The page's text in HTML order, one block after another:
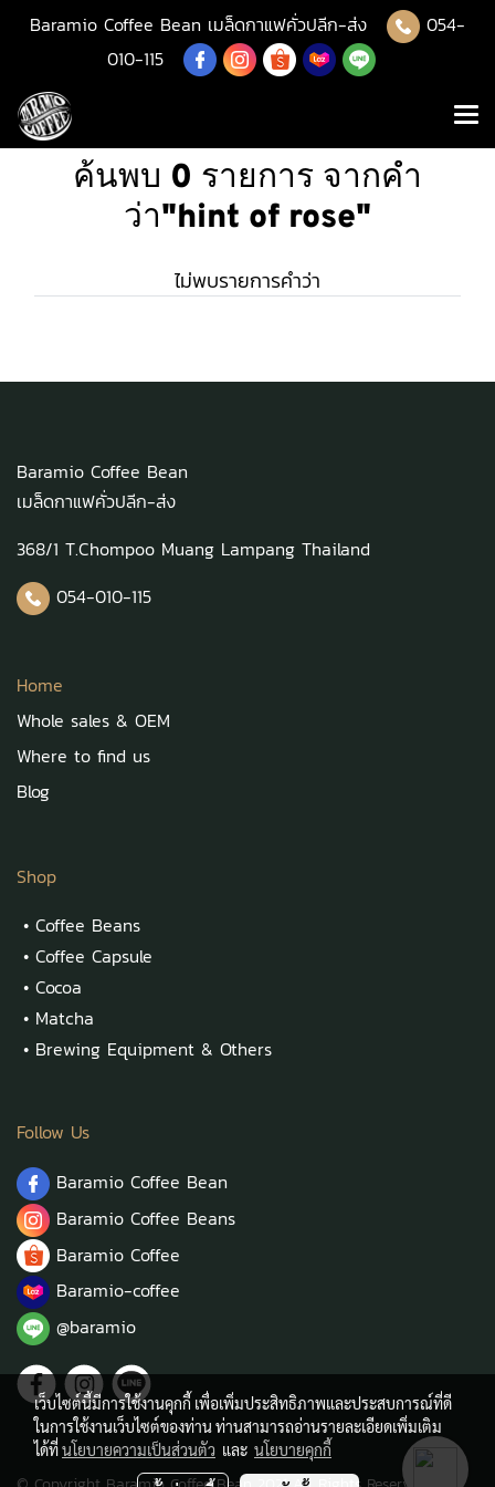
Baramio Coffee Bean เมล็ดกาแฟคั่วปลีก-ส่ง
054-
010-115
ค้นพบ 0 รายการ จากคำ
ว่า"hint of rose"
ไม่พบรายการคำว่า
Baramio Coffee Bean
เมล็ดกาแฟคั่วปลีก-ส่ง
368/1 T.Chompoo Muang Lampang Thailand
054-010-115
Home
Whole sales & OEM
Where to find us
Blog
Shop
• Coffee Beans
• Coffee Capsule
• Cocoa
• Matcha
• Brewing Equipment & Others
Follow Us
Baramio Coffee Bean
Baramio Coffee Beans
Baramio Coffee
Baramio-coffee
@baramio
เว็บไซต์นี้มีการใช้งานคุกกี้ เพื่อเพิ่มประสิทธิภาพและประสบการณ์ที่ดี
ในการใช้งานเว็บไซต์ของท่าน ท่านสามารถอ่านรายละเอียดเพิ่มเติม
ได้ที่นโยบายความเป็นส่วนตัว และ นโยบายคุกกี้